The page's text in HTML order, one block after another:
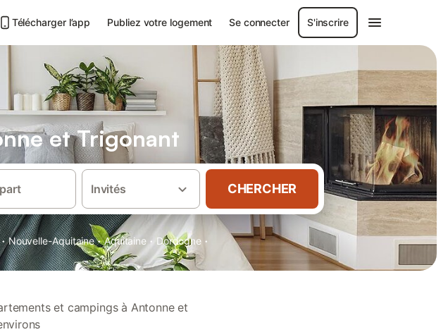
Télécharger l’app Publiez votre logement Se connecter S'inscrire
et Trigonant
Invités CHERCHER
· Nouvelle-Aquitaine · Aquitaine · Dordogne ·
et campings à Antonne et